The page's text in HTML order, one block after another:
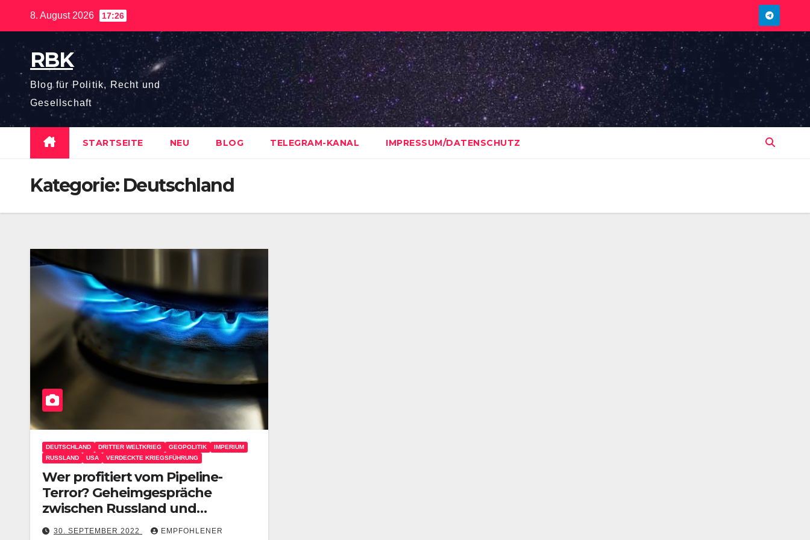
springen
8. August 2026 17:26
RBK
Blog für Politik, Recht und
Gesellschaft
STARTSEITE NEU BLOG TELEGRAM-KANAL IMPRESSUM/DATENSCHUTZ
Kategorie: Deutschland
DEUTSCHLAND DRITTER WELTKRIEG GEOPOLITIK
IMPERIUM
RUSSLAND
USA VERDECKTE KRIEGSFÜHRUNG
Wer profitiert vom Pipeline-
Terror? Geheimgespräche
zwischen Russland und
Deutschland zur Lösung ihrer
30. SEPTEMBER 2022
EMPFOHLENER